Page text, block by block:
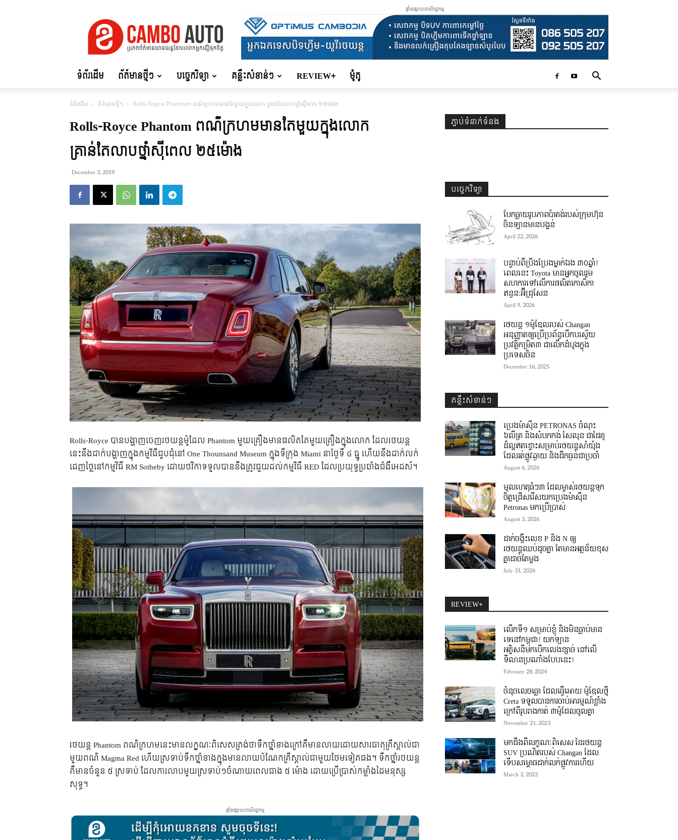
Auto
ផ្ទាំងផ្សាយពាណិជ្ជកម្ម
ទំព័រដើម ព័ត៍មានថ្មីៗ បច្ចេកវិទ្យា គន្លឹះសំខាន់ៗ REVIEW+ ម៉ូតូ
ទំព័រដើម ព័ត៍មានថ្មីៗ Rolls-Royce Phantom ពណ៌ក្រហមមានតែមួយក្នុងលោក គ្រាន់តែលាបថ្នាំស៊ីពេល ២៥ម៉ោង
Rolls-Royce Phantom ពណ៌ក្រហមមានតែមួយក្នុងលោក
គ្រាន់តែលាបថ្នាំស៊ីពេល ២៥ម៉ោង
December 3, 2019
Rolls-Royce បាន​បង្ហាញ​ចេញ​រថយន្ត​ម៉ូដែល Phantom ​មួយ​គ្រឿង​មាន​ផលិត​តែ​មួយ​គ្រឿង​ក្នុង​លោក​ ដែល​រថយន្ត​
នេះ​នឹង​ដាក់​បង្ហាញ​ក្នុង​កម្មវិធី​ជួបជុំ​​នៅ One Thounsand Museum ក្នុង​ទីក្រុង Miami នា​ថ្ងៃ​ទី ៤ ធ្នូ ហើយ​នឹង​ដាក់​លក់​
ដេញ​ថ្លៃ​នៅ​កម្មវិធី RM Sotheby ដោយ​ថវិកា​ទទួល​បាន​នឹង​ត្រូវ​ជួយ​ដល់​កម្មវិធី RED ដែល​ប្រយុទ្ធ​ប្រឆាំង​ជំងឺ​អេដស៍។
​រថយន្ត​ Phantom ពណ៌​ក្រហម​នេះ​មាន​លក្ខណៈ​ពិសេស​ត្រង់​ថា​ទឹក​ថ្នាំ​ខាង​ក្រៅ​គឺ​មាន​លាយ​ដោយ​សារធាតុ​គ្រីស្តាល់​ជា​
មួយ​ពណ៌ Magma Red ហើយ​ស្រទាប់​ទឹក​ថ្នាំ​ខាង​ក្នុង​មាន​លាយ​បំណែក​គ្រីស្តាល់​ជា​មួយ​ថែម​ទៀត​ផង។ ​ទឹក​ថ្នាំ​រថយន្ត​
គឺ​មាន​ចំនួន ៥ ស្រទាប់ ដែល​ការ​លាប​មួយ​ស្រទាប់ៗ​ចំណាយ​ពេល​ជាង ៥ ម៉ោង ដោយ​ប្រើ​ប្រាស់​កម្លាំង​ដៃ​មនុស្ស​
សុទ្ធ។
ផ្ទាំងផ្សាយពាណិជ្ជកម្ម
ភ្ជាប់ទំនាក់ទំនង
បច្ចេកវិទ្យា
បែកធ្លាយរូបភាពប៉ាតង់របស់ក្រុមហ៊ុន
ចិនឡានមានបង្គន់
April 22, 2026
បន្ទាប់ពីប្រឹងប្រែងម្នាក់ឯង ៣០ឆ្នាំ! ​
ពេលនេះ Toyota មានអ្នកចូលរួម
សហការទៅលើការផលិតកោសិកា
ឥន្ធន:អ៊ីដ្រូសែន
April 9, 2026
រថយន្ត ១ម៉ូឌែលរបស់ Changan
អនុញ្ញាតឲ្យប្រើប្រព័ន្ធបើកបរស្វ័យ
ប្រវត្តិកម្រិត៣ ជាលើកដំបូងក្នុង
ប្រទេសចិន
December 16, 2025
គន្លឹះសំខាន់ៗ
ប្រេងម៉ាស៊ីន PETRONAS ចំណុះ
៦លីត្រ និងសំបកកង់ សៃលុន ជាដៃគូ
ដ៏ល្អឥតខ្ចោះសម្រាប់រថយន្តសាំយ៉ុង
ដែលរត់ផ្លូវឆ្ងាយ និងដឹកធ្ងន់ជាប្រចាំ
August 6, 2026
មូលហេតុធំៗ៣ ដែលម្ចាស់រថយន្តទុក
ចិត្តជ្រើសរើសយកប្រេងម៉ាស៊ីន
Petronas មកប្រើប្រាស់
August 3, 2026
ដាក់ចង្កឹះលេខ P និង N ឲ្យ
រថយន្តឈប់ដូចគ្នា តែមានអត្ថន័យខុស
គ្នាដាច់តែម្តង
July 31, 2026
REVIEW+
លើកទី១ សម្រាប់ខ្ញុំ និងមិនធ្លាប់មាន
ទេនៅកម្ពុជា! យកឡាន
អគ្គិសនីមកបើកលេងខ្សាច់ នៅលើ
ទីលានប្រណាំងបែបនេះ!
February 28, 2024
ចំនុចលេចធ្លោ ដែលធ្វើអោយ ម៉ូឌែលថ្មី
Creta ទទួលបានការចាប់អារម្មណ៍ខ្លាំង
ក្រៅពីរូបរាងកាត់ ៣ម៉ូដែលចូលគ្នា
November 21, 2023
មកដឹងពីលក្ខណៈពិសេស នៃរថយន្ត
SUV ប្រណិតរបស់ Changan ដែល
ទើបសម្ភោធដាក់លក់ផ្លូវការហើយ
March 3, 2023